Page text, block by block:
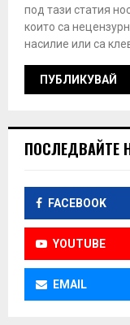
под тази статия
които са
насилие или са
ПОСЛЕДВАЙТЕ
FACEBOOK
YOUTUBE
EMAIL